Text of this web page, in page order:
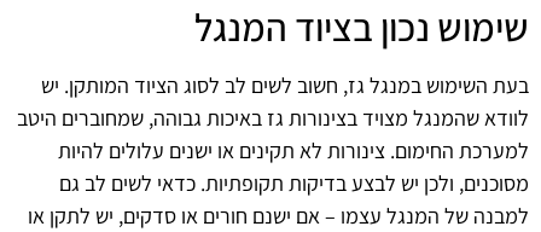
שימוש נכון בציוד המנגל
בעת השימוש במנגל גז, חשוב לשים לב לסוג הציוד המותקן. יש
לוודא שהמנגל מצויד בצינורות גז באיכות גבוהה, שמחוברים היטב
למערכת החימום. צינורות לא תקינים או ישנים עלולים להיות
מסוכנים, ולכן יש לבצע בדיקות תקופתיות. כדאי לשים לב גם
למבנה של המנגל עצמו – אם ישנם חורים או סדקים, יש לתקן או